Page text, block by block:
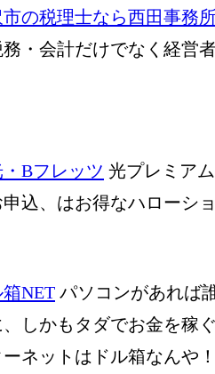
の税理士なら西田事務
・会計だけでなく経営
Bフレッツ 光プレミア
申込、はお得なハローシ
NET パソコンがあれば
、しかもタダでお金を稼
ネットはドル箱なんや